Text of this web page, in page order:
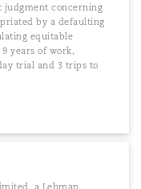
judgment concerning
by a defaulting
equitable
years of work,
trial and 3 trips to
a Lehman